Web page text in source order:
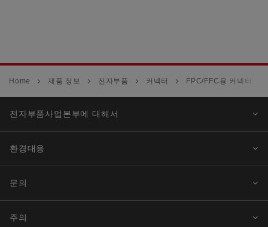
Home 제품 정보 전자부품 커넥터 FPC/FFC용 커넥터
전자부품사업본부에 대해서
환경대응
문의
주의